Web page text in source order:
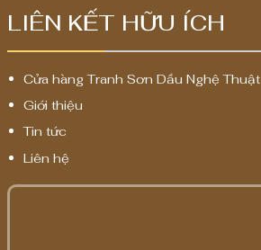
LIÊN KẾT HỮU ÍCH
Cửa hàng Tranh Sơn Dầu Nghệ Thuật
Giới thiệu
Tin tức
Liên hệ